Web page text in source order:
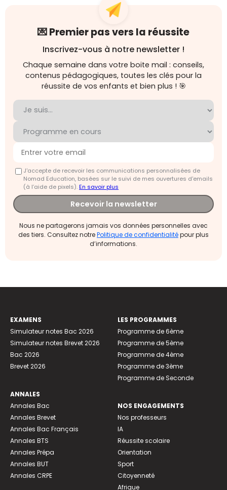
💌 Premier pas vers la réussite
Inscrivez-vous à notre newsletter !
Chaque semaine dans votre boite mail : conseils,
contenus pédagogiques, toutes les clés pour la
réussite de vos enfants et bien plus ! 🎯
J'accepte de recevoir les communications personnalisées de
Nomad Education, basées sur le suivi de mes ouvertures d'emails
(à l’aide de pixels).En savoir plus
Recevoir la newsletter
Nous ne partagerons jamais vos données personnelles avec
des tiers. Consultez notrePolitique de confidentialitépour plus
d’informations.
EXAMENS
Simulateur notes Bac 2026
Simulateur notes Brevet 2026
Bac 2026
Brevet 2026
ANNALES
Annales Bac
Annales Brevet
Annales Bac Français
Annales BTS
Annales Prépa
Annales BUT
Annales CRPE
LES PROGRAMMES
Programme de 6ème
Programme de 5ème
Programme de 4ème
Programme de 3ème
Programme de Seconde
NOS ENGAGEMENTS
Nos professeurs
IA
Réussite scolaire
Orientation
Sport
Citoyenneté
Afrique